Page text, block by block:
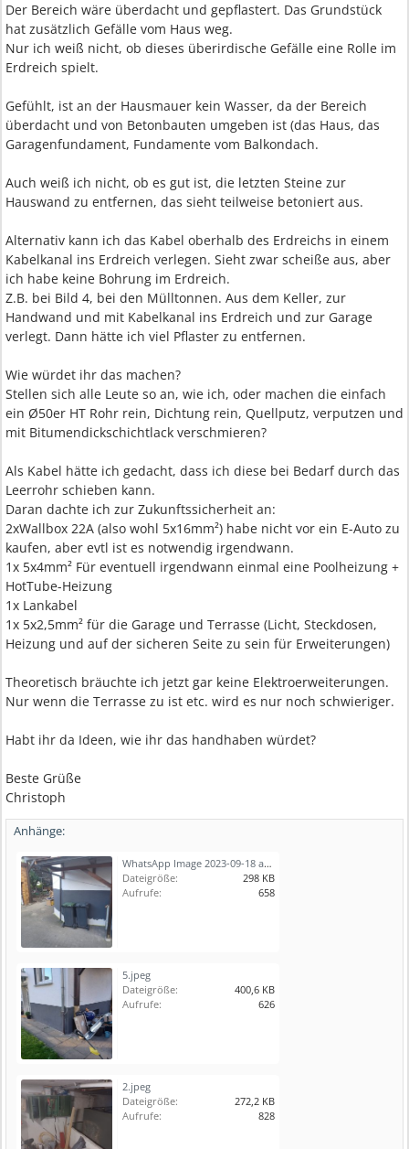
Der Bereich wäre überdacht und gepflastert. Das Grundstück
hat zusätzlich Gefälle vom Haus weg.
Nur ich weiß nicht, ob dieses überirdische Gefälle eine Rolle im
Erdreich spielt.
Gefühlt, ist an der Hausmauer kein Wasser, da der Bereich
überdacht und von Betonbauten umgeben ist (das Haus, das
Garagenfundament, Fundamente vom Balkondach.
Auch weiß ich nicht, ob es gut ist, die letzten Steine zur
Hauswand zu entfernen, das sieht teilweise betoniert aus.
Alternativ kann ich das Kabel oberhalb des Erdreichs in einem
Kabelkanal ins Erdreich verlegen. Sieht zwar scheiße aus, aber
ich habe keine Bohrung im Erdreich.
Z.B. bei Bild 4, bei den Mülltonnen. Aus dem Keller, zur
Handwand und mit Kabelkanal ins Erdreich und zur Garage
verlegt. Dann hätte ich viel Pflaster zu entfernen.
Wie würdet ihr das machen?
Stellen sich alle Leute so an, wie ich, oder machen die einfach
ein Ø50er HT Rohr rein, Dichtung rein, Quellputz, verputzen und
mit Bitumendickschichtlack verschmieren?
Als Kabel hätte ich gedacht, dass ich diese bei Bedarf durch das
Leerrohr schieben kann.
Daran dachte ich zur Zukunftssicherheit an:
2xWallbox 22A (also wohl 5x16mm²) habe nicht vor ein E-Auto zu
kaufen, aber evtl ist es notwendig irgendwann.
1x 5x4mm² Für eventuell irgendwann einmal eine Poolheizung +
HotTube-Heizung
1x Lankabel
1x 5x2,5mm² für die Garage und Terrasse (Licht, Steckdosen,
Heizung und auf der sicheren Seite zu sein für Erweiterungen)
Theoretisch bräuchte ich jetzt gar keine Elektroerweiterungen.
Nur wenn die Terrasse zu ist etc. wird es nur noch schwieriger.
Habt ihr da Ideen, wie ihr das handhaben würdet?
Beste Grüße
Christoph
Anhänge:
WhatsApp Image 2023-09-18 at 18.01.51 (1).jpeg
Dateigröße:
298 KB
Aufrufe:
658
5.jpeg
Dateigröße:
400,6 KB
Aufrufe:
626
2.jpeg
Dateigröße:
272,2 KB
Aufrufe:
828